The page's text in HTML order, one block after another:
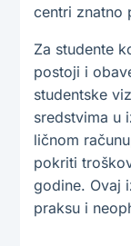
centri znatno
Za studente
postoji i
studentske
sredstvima u
ličnom
pokriti
godine. Ovaj
praksu i